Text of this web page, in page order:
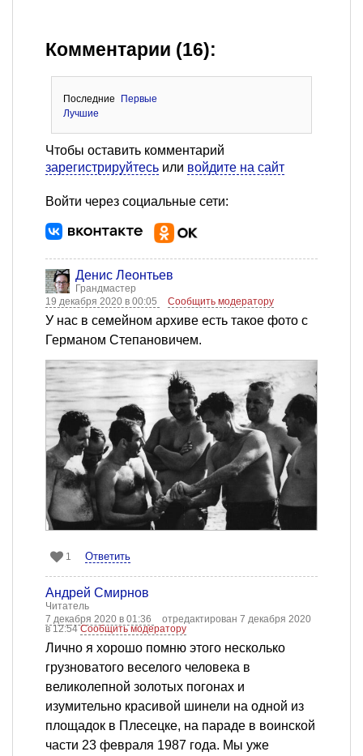
Комментарии (16):
Последние
Первые
Лучшие
Чтобы оставить комментарий
зарегистрируйтесь или войдите на сайт
Войти через социальные сети:
Денис Леонтьев
Грандмастер
19 декабря 2020 в 00:05
Сообщить модератору
У нас в семейном архиве есть такое фото с
Германом Степановичем.
1 Ответить
Андрей Смирнов
Читатель
7 декабря 2020 в 01:36
отредактирован 7 декабря 2020
в 12:54Сообщить модератору
Лично я хорошо помню этого несколько
грузноватого веселого человека в
великолепной золотых погонах и
изумительно красивой шинели на одной из
площадок в Плесецке, на параде в воинской
части 23 февраля 1987 года. Мы уже